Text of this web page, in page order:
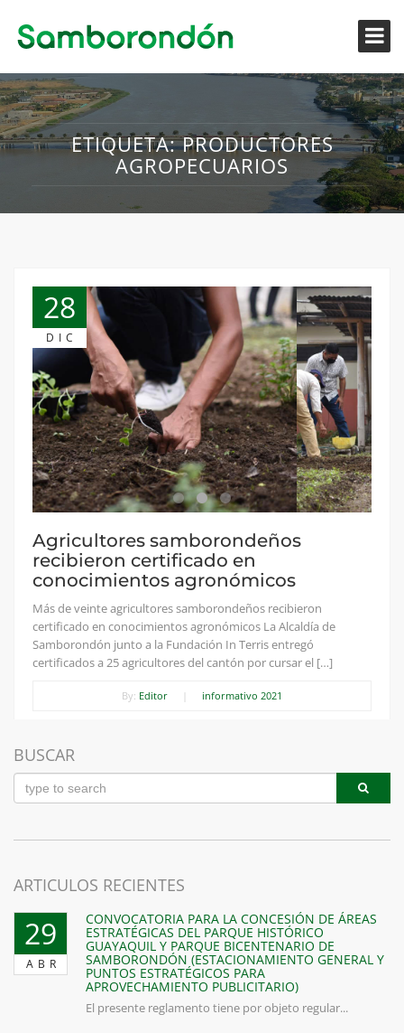
ETIQUETA:PRODUCTORES
AGROPECUARIOS
28
DIC
Agricultores samborondeños
recibieron certificado en
conocimientos agronómicos
Más de veinte agricultores samborondeños recibieron
certificado en conocimientos agronómicos La Alcaldía de
Samborondón junto a la Fundación In Terris entregó
certificados a 25 agricultores del cantón por cursar el […]
By: Editor informativo 2021
BUSCAR
ARTICULOS RECIENTES
29
ABR
CONVOCATORIA PARA LA CONCESIÓN DE ÁREAS
ESTRATÉGICAS DEL PARQUE HISTÓRICO
GUAYAQUIL Y PARQUE BICENTENARIO DE
SAMBORONDÓN (ESTACIONAMIENTO GENERAL Y
PUNTOS ESTRATÉGICOS PARA
APROVECHAMIENTO PUBLICITARIO)
El presente reglamento tiene por objeto regular...